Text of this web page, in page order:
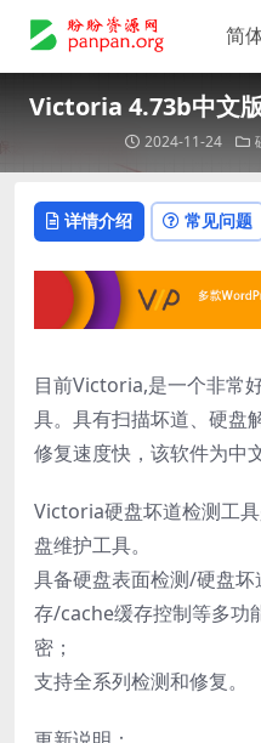
Victoria 4.73b中文
2024-11-24
详情介绍 常见问题
目前Victoria,是一个非常
具。具有扫描坏道、硬盘
修复速度快，该软件为中
Victoria硬盘坏道检测工
盘维护工具。
具备硬盘表面检测/硬盘
存/cache缓存控制等多功
密；
支持全系列检测和修复。